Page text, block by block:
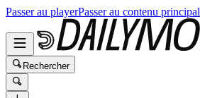
Passer au playerPasser au contenu principal
Rechercher